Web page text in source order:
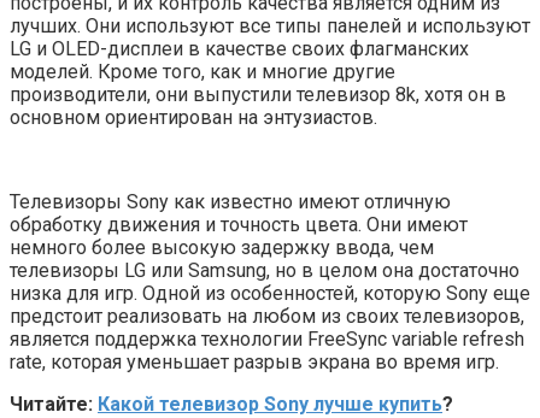
лучших. Они используют все типы панелей и используют
LG и OLED-дисплеи в качестве своих флагманских
моделей. Кроме того, как и многие другие
производители, они выпустили телевизор 8k, хотя он в
основном ориентирован на энтузиастов.
Телевизоры Sony как известно имеют отличную
обработку движения и точность цвета. Они имеют
немного более высокую задержку ввода, чем
телевизоры LG или Samsung, но в целом она достаточно
низка для игр. Одной из особенностей, которую Sony еще
предстоит реализовать на любом из своих телевизоров,
является поддержка технологии FreeSync variable refresh
rate, которая уменьшает разрыв экрана во время игр.
Читайте: Какой телевизор Sony лучше купить?